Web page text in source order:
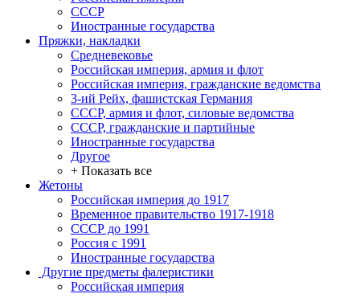
СССР
Иностранные государства
Пряжки, накладки
Средневековье
Российская империя, армия и флот
Российская империя, гражданские ведомства
3-ий Рейх, фашистская Германия
СССР, армия и флот, силовые ведомства
СССР, гражданские и партийные
Иностранные государства
Другое
+ Показать все
Жетоны
Российская империя до 1917
Временное правительство 1917-1918
СССР до 1991
Россия с 1991
Иностранные государства
Другие предметы фалеристики
Российская империя